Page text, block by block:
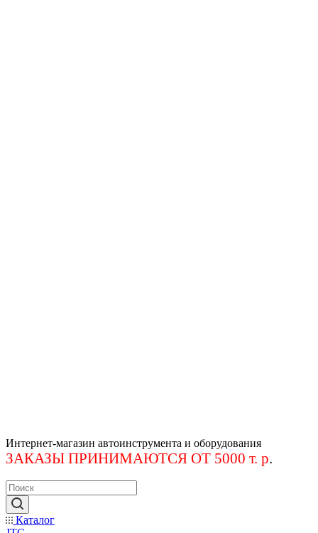
Интернет-магазин автоинструмента и оборудования
ЗАКАЗЫ ПРИНИМАЮТСЯ ОТ 5000 т. р.
Каталог